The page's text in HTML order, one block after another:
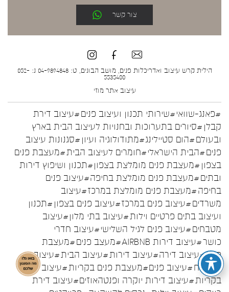
צור קשר
הילית קרש עיצוב ואדריכלות פנים, מושב הבונים, ט: 04-9894848 נ: 052-
5535400
עיצוב אתר מוזי
#פאנג-שוואי#שירותי תכנון ועיצוב פנים#עיצוב דירת
קבלן #סיורים בתערוכות ובחנויות לעיצוב הבית בארץ
ובעולם#הום סטיילינג#מתודולוגיה ועיון #סגנונות עיצוב
פנים#הבית הישראלי#חומרים לעיצוב הבית#מעצבת פנים
בצפון #מעצבת פנים מומלצת בצפון#תכנון ושיפוץ דירות
ובתים#מעצבת פנים מומלצת בחיפה#עיצוב פנים
בחיפה#מעצבת פנים מומלצת במרכז#עיצוב
משרדים#עיצוב פנים במרכז#עיצוב פנים בצפון #תכנון
ועיצוב בתים פרטיים וילות#עיצוב בתי מלון#עיצוב
מטבחים#עיצוב פנים לגיל השלישי#עיצוב חדרי
כושר#עיצוב דירות AIRBNB #מעצב פנים#מעצבת
פנים#עיצוב דירה#עיצוב דירות#עיצוב הבית#עיצוב
המטבח#עיצוב פנים#מעצבת פנים בקריות#עיצוב פנים
בקריות#עיצוב דירות יוקרה ופנטהאוזים#עיצוב דירת